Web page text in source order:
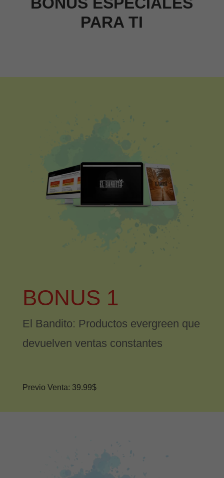
PARA TI
BONUS 1
El Bandito: Productos evergreen que
devuelven ventas constantes
Previo Venta: 39.99$